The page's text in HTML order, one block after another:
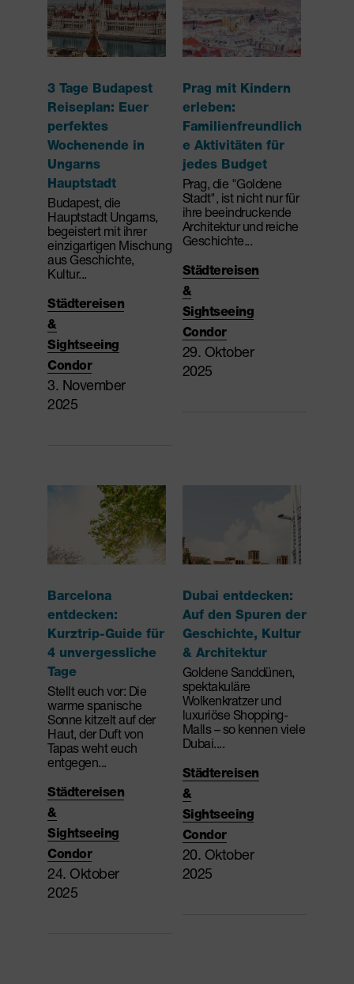
3 Tage Budapest
Reiseplan: Euer
perfektes
Wochenende in
Ungarns
Hauptstadt
Budapest, die
Hauptstadt Ungarns,
begeistert mit ihrer
einzigartigen Mischung
aus Geschichte,
Kultur...
Städtereisen
&
Sightseeing
Condor
3. November
2025
Prag mit Kindern
erleben:
Familienfreundlich
e Aktivitäten für
jedes Budget
Prag, die "Goldene
Stadt", ist nicht nur für
ihre beeindruckende
Architektur und reiche
Geschichte...
Städtereisen
&
Sightseeing
Condor
29. Oktober
2025
Barcelona
entdecken:
Kurztrip-Guide für
4 unvergessliche
Tage
Stellt euch vor: Die
warme spanische
Sonne kitzelt auf der
Haut, der Duft von
Tapas weht euch
entgegen...
Städtereisen
&
Sightseeing
Condor
24. Oktober
2025
Dubai entdecken:
Auf den Spuren der
Geschichte, Kultur
& Architektur
Goldene Sanddünen,
spektakuläre
Wolkenkratzer und
luxuriöse Shopping-
Malls – so kennen viele
Dubai....
Städtereisen
&
Sightseeing
Condor
20. Oktober
2025